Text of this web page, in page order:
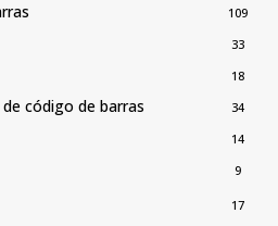
109
33
18
código de barras 34
14
9
17